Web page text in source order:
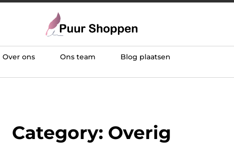
Over ons Ons team
Blog plaatsen
Category: Overig